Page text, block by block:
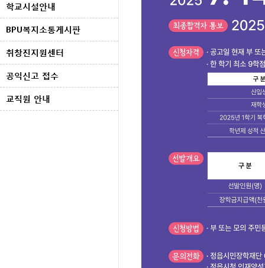
학교시설안내
BPU복지소통게시판
취창진지원센터
공익신고 접수
교직원 안내